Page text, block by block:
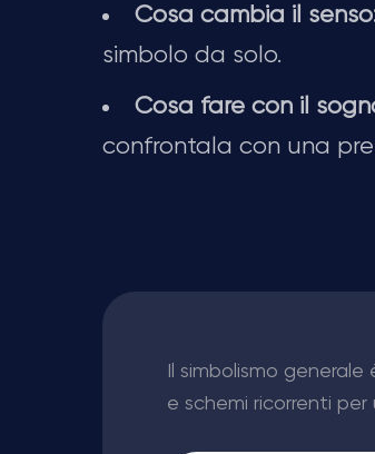
Cosa cambia il
simbolo da solo.
Cosa fare con il
confrontala con una
Il simbolismo
e schemi ricorrenti per